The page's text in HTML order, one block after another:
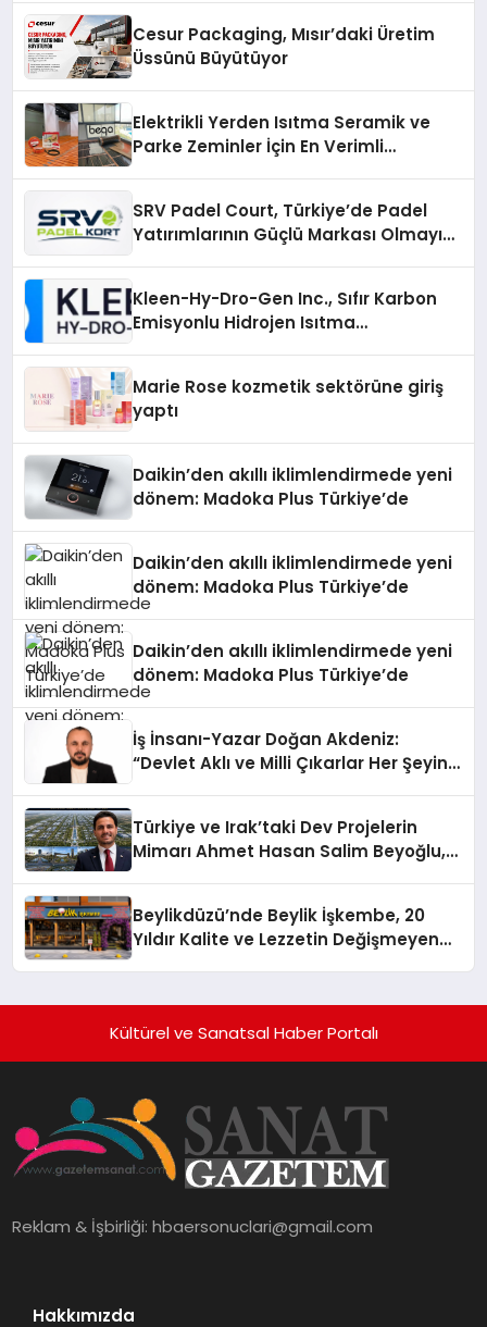
Cesur Packaging, Mısır’daki Üretim
Üssünü Büyütüyor
Elektrikli Yerden Isıtma Seramik ve
Parke Zeminler İçin En Verimli
SRV Padel Court, Türkiye’de Padel
Yatırımlarının Güçlü Markası Olmayı
Kleen-Hy-Dro-Gen Inc., Sıfır Karbon
Emisyonlu Hidrojen Isıtma
Marie Rose kozmetik sektörüne giriş
yaptı
Daikin’den akıllı iklimlendirmede yeni
dönem: Madoka Plus Türkiye’de
Daikin’den akıllı iklimlendirmede yeni
dönem: Madoka Plus Türkiye’de
Daikin’den akıllı iklimlendirmede yeni
dönem: Madoka Plus Türkiye’de
İş İnsanı-Yazar Doğan Akdeniz:
“Devlet Aklı ve Milli Çıkarlar Her Şeyin
Türkiye ve Irak’taki Dev Projelerin
Mimarı Ahmet Hasan Salim Beyoğlu,
Hayata Geçirecek
Beylikdüzü’nde Beylik İşkembe, 20
Yıldır Kalite ve Lezzetin Değişmeyen
Kültürel ve Sanatsal Haber Portalı
Reklam & İşbirliği:hbaersonuclari@gmail.com
Hakkımızda